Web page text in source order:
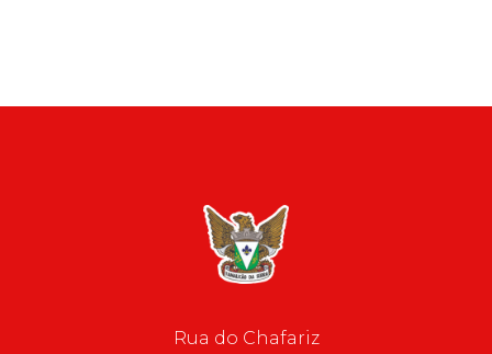
Rua do Chafariz